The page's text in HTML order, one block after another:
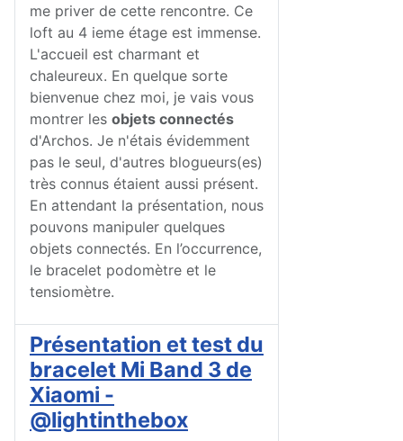
me priver de cette rencontre. Ce
loft au 4 ieme étage est immense.
L'accueil est charmant et
chaleureux. En quelque sorte
bienvenue chez moi, je vais vous
montrer les objets connectés
d'Archos. Je n'étais évidemment
pas le seul, d'autres blogueurs(es)
très connus étaient aussi présent.
En attendant la présentation, nous
pouvons manipuler quelques
objets connectés. En l’occurrence,
le bracelet podomètre et le
tensiomètre.
Présentation et test du
bracelet Mi Band 3 de
Xiaomi -
@lightinthebox